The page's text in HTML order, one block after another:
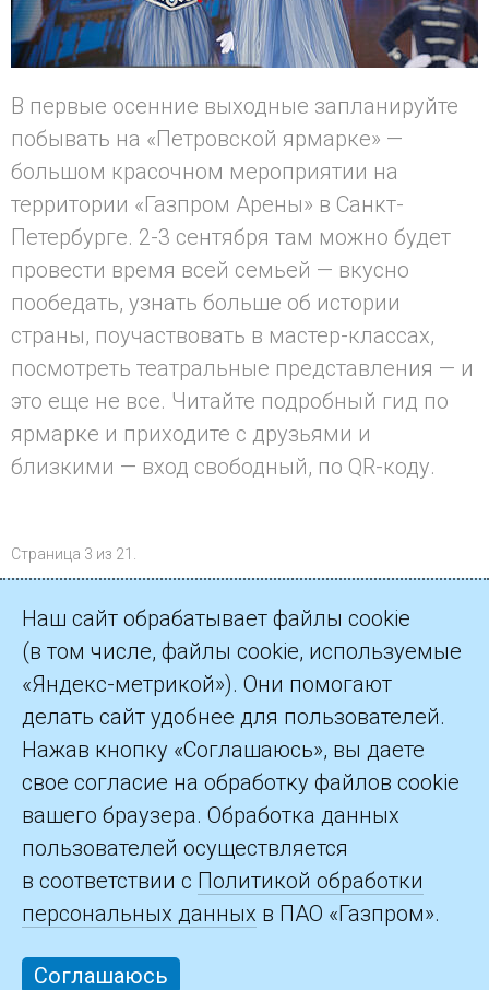
В первые осенние выходные запланируйте
побывать на «Петровской ярмарке» —
большом красочном мероприятии на
территории «Газпром Арены» в Санкт-
Петербурге. 2-3 сентября там можно будет
провести время всей семьей — вкусно
пообедать, узнать больше об истории
страны, поучаствовать в мастер-классах,
посмотреть театральные представления — и
это еще не все. Читайте подробный гид по
ярмарке и приходите с друзьями и
близкими — вход свободный, по QR-коду.
Страница 3 из 21.
©2026 ПАО «Газпром»
Контакты
Наш сайт обрабатывает файлы cookie
(в том числе, файлы cookie, используемые
«Яндекс-метрикой»). Они помогают
делать сайт удобнее для пользователей.
Нажав кнопку «Соглашаюсь», вы даете
свое согласие на обработку файлов cookie
вашего браузера. Обработка данных
пользователей осуществляется
в соответствии с Политикой обработки
персональных данных в ПАО «Газпром».
Соглашаюсь